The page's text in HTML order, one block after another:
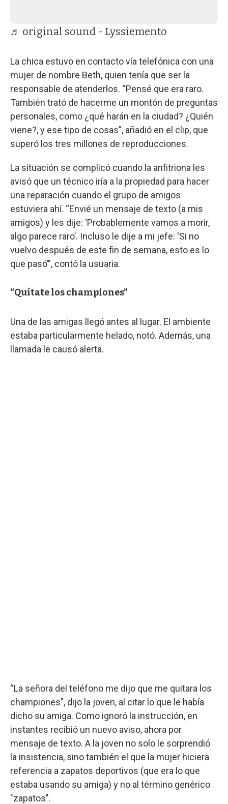
♬ original sound - Lyssiemento
La chica estuvo en contacto vía telefónica con una
mujer de nombre Beth, quien tenía que ser la
responsable de atenderlos. “Pensé que era raro.
También trató de hacerme un montón de preguntas
personales, como ¿qué harán en la ciudad? ¿Quién
viene?, y ese tipo de cosas”, añadió en el clip, que
superó los tres millones de reproducciones.
La situación se complicó cuando la anfitriona les
avisó que un técnico iría a la propiedad para hacer
una reparación cuando el grupo de amigos
estuviera ahí. “Envié un mensaje de texto (a mis
amigos) y les dije: ‘Probablemente vamos a morir,
algo parece raro’. Incluso le dije a mi jefe: ‘Si no
vuelvo después de este fin de semana, esto es lo
que pasó’”, contó la usuaria.
“Quítate los championes”
Una de las amigas llegó antes al lugar. El ambiente
estaba particularmente helado, notó. Además, una
llamada le causó alerta.
“La señora del teléfono me dijo que me quitara los
championes”, dijo la joven, al citar lo que le había
dicho su amiga. Como ignoró la instrucción, en
instantes recibió un nuevo aviso, ahora por
mensaje de texto. A la joven no solo le sorprendió
la insistencia, sino también el que la mujer hiciera
referencia a zapatos deportivos (que era lo que
estaba usando su amiga) y no al término genérico
"zapatos".